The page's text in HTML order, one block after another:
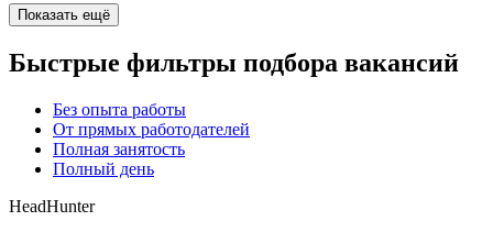
Показать ещё
Быстрые фильтры подбора вакансий
Без опыта работы
От прямых работодателей
Полная занятость
Полный день
HeadHunter